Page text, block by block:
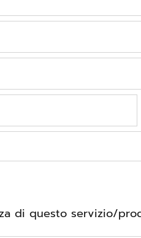
di questo servizio/